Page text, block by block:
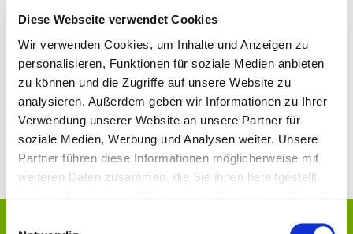
Diese Webseite verwendet Cookies
Wir verwenden Cookies, um Inhalte und Anzeigen zu
personalisieren, Funktionen für soziale Medien anbieten
zu können und die Zugriffe auf unsere Website zu
analysieren. Außerdem geben wir Informationen zu Ihrer
Verwendung unserer Website an unsere Partner für
soziale Medien, Werbung und Analysen weiter. Unsere
Partner führen diese Informationen möglicherweise mit
weiteren Daten zusammen, die Sie ihnen bereitgestellt
Kathi Moldan
Kathi Moldan ist Expertin für produktives und
ausgeglichenes Studieren. Mit ihrem Studium in
Biologie, Chemie, Psychologie sowie ihren Tätigkeiten
in der psychologischen Forschung und Lehrerfahrung
unterstützt sie als systemische Coach und Lerncoach
Studierende, ihr Potenzial voll auszuschöpfen.